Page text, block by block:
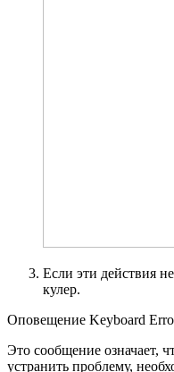
Если эти действия
кулер.
Оповещение Keyboard
Это сообщение означает,
устранить проблему,